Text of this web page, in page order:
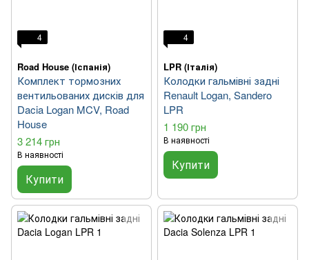
4
Road House (Іспанія)
Комплект тормозних
вентильованих дисків для
Dacia Logan MCV, Road
House
3 214 грн
В наявності
Купити
4
LPR (Італія)
Колодки гальмівні задні
Renault Logan, Sandero
LPR
1 190 грн
В наявності
Купити